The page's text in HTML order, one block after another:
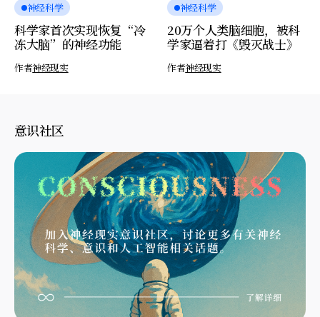
神经科学
科学家首次实现恢复“冷
冻大脑”的神经功能
作者神经现实
神经科学
20万个人类脑细胞，被科
学家逼着打《毁灭战士》
作者神经现实
意识社区